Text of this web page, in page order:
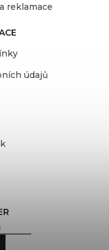
reklamace
údajů